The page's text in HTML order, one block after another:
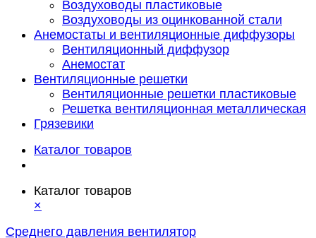
Воздуховоды пластиковые
Воздуховоды из оцинкованной стали
Анемостаты и вентиляционные диффузоры
Вентиляционный диффузор
Анемостат
Вентиляционные решетки
Вентиляционные решетки пластиковые
Решетка вентиляционная металлическая
Грязевики
Каталог товаров
Каталог товаров
×
Среднего давления вентилятор